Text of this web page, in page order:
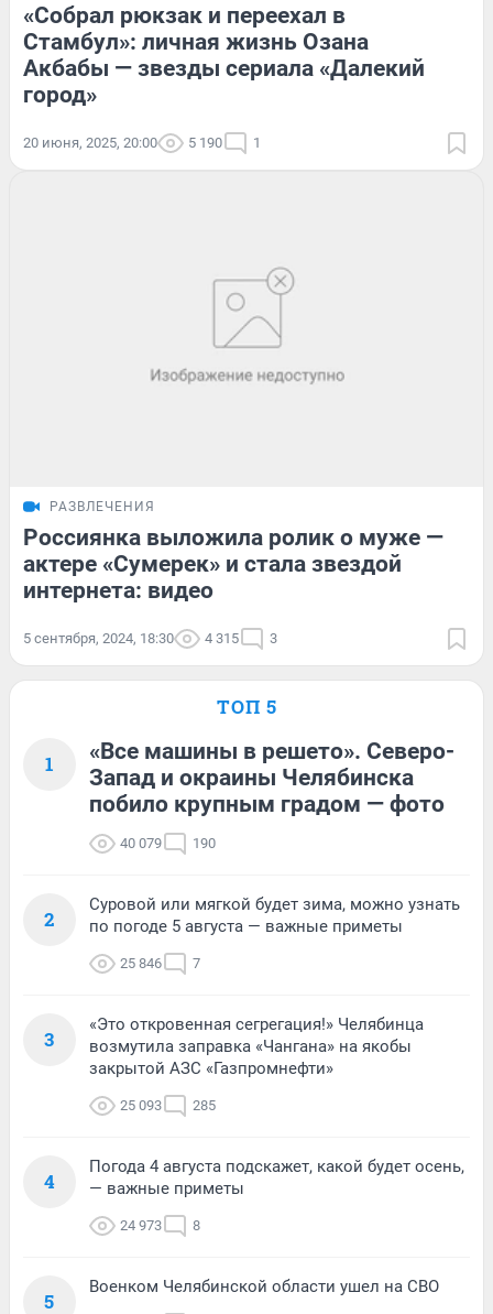
«Собрал рюкзак и переехал в
Стамбул»: личная жизнь Озана
Акбабы — звезды сериала «Далекий
город»
20 июня, 2025, 20:00 5 190 1
РАЗВЛЕЧЕНИЯ
Россиянка выложила ролик о муже —
актере «Сумерек» и стала звездой
интернета: видео
5 сентября, 2024, 18:30 4 315 3
ТОП 5
1
«Все машины в решето». Северо-
Запад и окраины Челябинска
побило крупным градом — фото
40 079 190
2
Суровой или мягкой будет зима, можно узнать
по погоде 5 августа — важные приметы
25 846 7
3
«Это откровенная сегрегация!» Челябинца
возмутила заправка «Чангана» на якобы
закрытой АЗС «Газпромнефти»
25 093 285
4
Погода 4 августа подскажет, какой будет осень,
— важные приметы
24 973 8
5
Военком Челябинской области ушел на СВО